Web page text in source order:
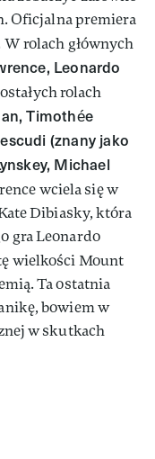
Oficjalna premiera
W rolach głównych
Leonardo
rolach
Timothée
(znany jako
Michael
wciela się w
Dibiasky, która
gra Leonardo
wielkości Mount
Ta ostatnia
bowiem w
w skutkach